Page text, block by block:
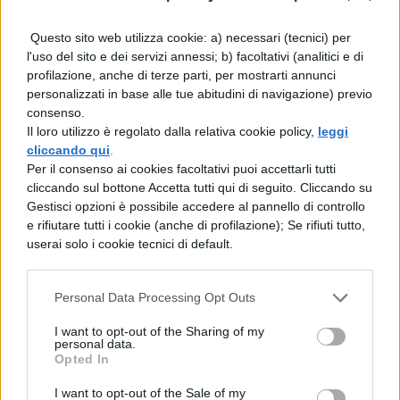
Questo sito web utilizza cookie: a) necessari (tecnici) per
l'uso del sito e dei servizi annessi; b) facoltativi (analitici e di
profilazione, anche di terze parti, per mostrarti annunci
personalizzati in base alle tue abitudini di navigazione) previo
consenso.
Il loro utilizzo è regolato dalla relativa cookie policy, leggi
cliccando qui
Per il consenso ai cookies facoltativi puoi accettarli tutti
cliccando sul bottone Accetta tutti qui di seguito. Cliccando su
Gestisci opzioni è possibile accedere al pannello di controllo
e rifiutare tutti i cookie (anche di profilazione); Se rifiuti tutto,
userai solo i cookie tecnici di default.
Personal Data Processing Opt Outs
I want to opt-out of the Sharing of my
personal data.
Opted In
I want to opt-out of the Sale of my
collaborare con molti artisti celebri tra cui
Giuliano Palma, Chiara e gli Afterhours.
Leggi anche:
Tour estivo 2019 Subsonica: date,
biglietti, scaletta
Nuovo album Subsonica: singolo,
tracklist, instore tour
X-Factor 2019: le
La presenza di Samuel all’interno della giuria
di X-Factor sta regalando delle inaspettate